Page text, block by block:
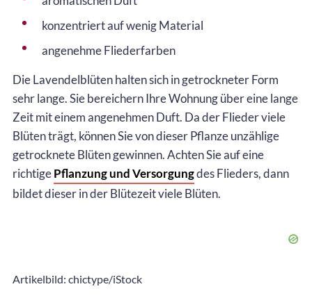
konzentriert auf wenig Material
angenehme Fliederfarben
Die Lavendelblüten halten sich in getrockneter Form
sehr lange. Sie bereichern Ihre Wohnung über eine lange
Zeit mit einem angenehmen Duft. Da der Flieder viele
Blüten trägt, können Sie von dieser Pflanze unzählige
getrocknete Blüten gewinnen. Achten Sie auf eine
richtigePflanzung und Versorgungdes Flieders, dann
bildet dieser in der Blütezeit viele Blüten.
Artikelbild: chictype/iStock